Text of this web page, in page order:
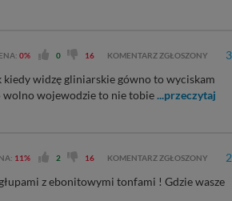
0% 0 16 KOMENTARZ ZGŁOSZONY 3
widzę gliniarskie gówno to wyciskam
wolno wojewodzie to nie tobie...przeczytaj
11% 2 16 KOMENTARZ ZGŁOSZONY 2
z ebonitowymi tonfami ! Gdzie wasze